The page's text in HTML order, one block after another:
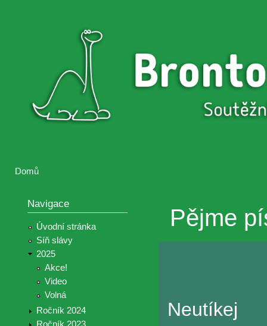
Brontosaurus
Brontosaurus
Domů
Navigace
Úvodní stránka
Síň slávy
2025
Akce!
Video
Volná
Ročník 2024
Pějme
Neutíkej